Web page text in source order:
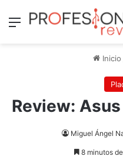
Menú
Inicio
Review:
Miguel Ángel
8 minutos